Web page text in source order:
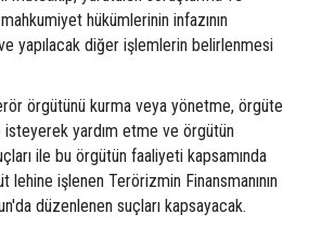
hükümlerinin infazının
yapılacak diğer işlemlerin belirlenmesi
örgütünü kurma veya yönetme, örgüte
yardım etme ve örgütün
ile bu örgütün faaliyeti kapsamında
lehine işlenen Terörizmin Finansmanının
düzenlenen suçları kapsayacak.